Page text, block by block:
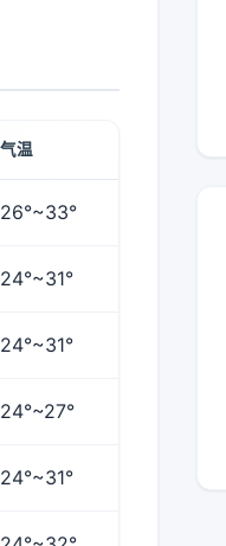
气温
26°~33°
24°~31°
24°~31°
24°~27°
24°~31°